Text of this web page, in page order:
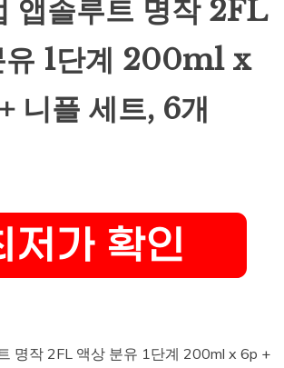
앱솔루트 명작 2FL
유 1단계 200ml x
니플 세트, 6개
명작 2FL 액상 분유 1단계 200ml x 6p +